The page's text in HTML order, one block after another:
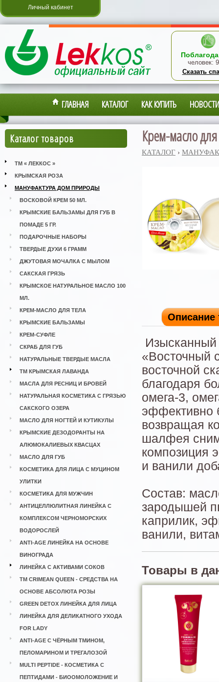
Личный кабинет
человек:
Сказать
ГЛАВНАЯ КАТАЛОГ КАК КУПИТЬ НОВОСТИ
Каталог товаров
ТМ « ЛЕККОС »
КРЫМСКАЯ РОЗА
МАНУФАКТУРА ДОМ ПРИРОДЫ
ВОСКОВОЙ КРЕМ 50 МЛ.
КРЫМСКИЕ БАЛЬЗАМЫ ДЛЯ ГУБ В
ПОМАДЕ 5 ГР.
ПОДАРОЧНЫЕ НАБОРЫ
ТВЕРДЫЕ ДУХИ 6 ГРАММ
ДЖУТОВАЯ МОЧАЛКА С МЫЛОМ
САКСКАЯ ГРЯЗЬ
КРЫМСКОЕ НАТУРАЛЬНОЕ МАСЛО 100
МЛ.
КРЕМ-МАСЛО ДЛЯ ТЕЛА
КРЫМСКИЕ БАЛЬЗАМЫ
КРЕМ-СУФЛЕ
СКРАБ ДЛЯ ГУБ
НАТУРАЛЬНЫЕ ТВЕРДЫЕ МАСЛА
ТМ КРЫМСКАЯ ЛАВАНДА
МАСЛА ДЛЯ РЕСНИЦ И БРОВЕЙ
НАТУРАЛЬНАЯ КОСМЕТИКА С ГРЯЗЬЮ
САКСКОГО ОЗЕРА
МАСЛО ДЛЯ НОГТЕЙ И КУТИКУЛЫ
КРЫМСКИЕ ДЕЗОДОРАНТЫ НА
АЛЮМОКАЛИЕВЫХ КВАСЦАХ
МАСЛО ДЛЯ ГУБ
КОСМЕТИКА ДЛЯ ЛИЦА С МУЦИНОМ
УЛИТКИ
КОСМЕТИКА ДЛЯ МУЖЧИН
АНТИЦЕЛЛЮЛИТНАЯ ЛИНЕЙКА С
КОМПЛЕКСОМ ЧЕРНОМОРСКИХ
ВОДОРОСЛЕЙ
ANTI-AGE ЛИНЕЙКА НА ОСНОВЕ
ВИНОГРАДА
ЛИНЕЙКА С АКТИВАМИ СОКОВ
ТМ CRIMEAN QUEEN - СРЕДСТВА НА
ОСНОВЕ АБСОЛЮТА РОЗЫ
GREEN DETOX ЛИНЕЙКА ДЛЯ ЛИЦА
ЛИНЕЙКА ДЛЯ ДЕЛИКАТНОГО УХОДА
FOR LADY
ANTI-AGE С ЧЁРНЫМ ТМИНОМ,
ПЕЛОМАРИНОМ И ТРЕГАЛОЗОЙ
MULTI PEPTIDE - КОСМЕТИКА С
ПЕПТИДАМИ - БИООМОЛОЖЕНИЕ И
Крем-масло
КАТАЛОГ ›
Описание
«Восточный
восточной
благодаря
омега-3,
эффективно
возвращая
шалфея
композиция
и ванили
Состав:
зародышей
каприлик,
ванили,
Товары в